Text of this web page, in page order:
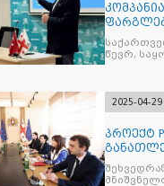
წევრ,
2025-04-29
პროექტ